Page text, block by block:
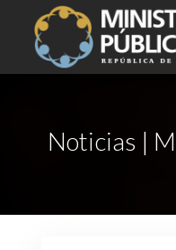
Noticias |